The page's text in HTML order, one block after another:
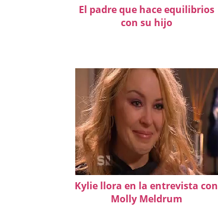
El padre que hace equilibrios
con su hijo
Kylie llora en la entrevista con
Molly Meldrum